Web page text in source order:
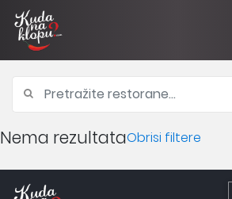
Nema rezultataObrisi filtere